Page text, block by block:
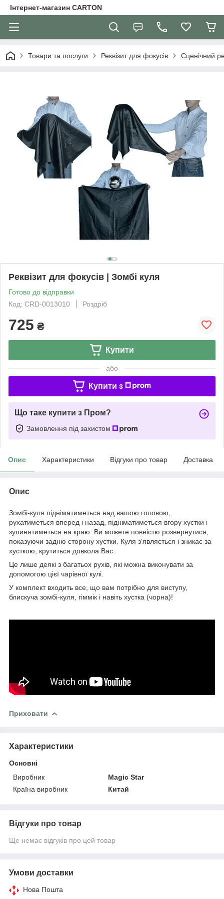
Інтернет-магазин CARTON
Товари та послуги Реквізит для фокусів Сценічний
Реквізит для фокусів | Зомбі куля
Готово до відправки
Код: CRD-0013010
Роздріб
725 ₴
Купити
або
Купити з
Що таке купити з Пром?
Замовлення під захистом
Опис Характеристики Відгуки про товар Доставка
Опис
Зомбі-куля підніматиметься над вашою головою,
рухатиметься вперед і назад, підніматиметься вгору хустки і
зупинятиметься на краю. Ви можете повністю розвернутися,
показуючи задню сторону хустки. Куля з'являється і зникає за
хусткою, крутиться довкола Вас.
Це лише деякі з багатьох рухів, які можна виконувати за
допомогою цієї чарівної кулі.
У комплект входить все, що вам потрібно для виступу,
блискуча зомбі-куля, гіммік і навіть хустка (чорна)!
Приховати
Характеристики
Основні
Виробник
Magic Star
Країна виробник
Китай
Відгуки про товар
Ще немає відгуків про цей товар
Умови доставки
Нова Пошта